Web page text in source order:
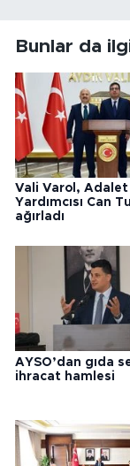
Bunlar da
Vali Varol, Adalet
Yardımcısı Can
ağırladı
AYSO’dan gıda
ihracat hamlesi